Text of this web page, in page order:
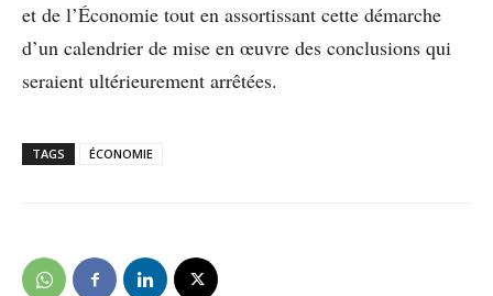
et de l’Économie tout en assortissant cette démarche
d’un calendrier de mise en œuvre des conclusions qui
seraient ultérieurement arrêtées.
TAGS ÉCONOMIE